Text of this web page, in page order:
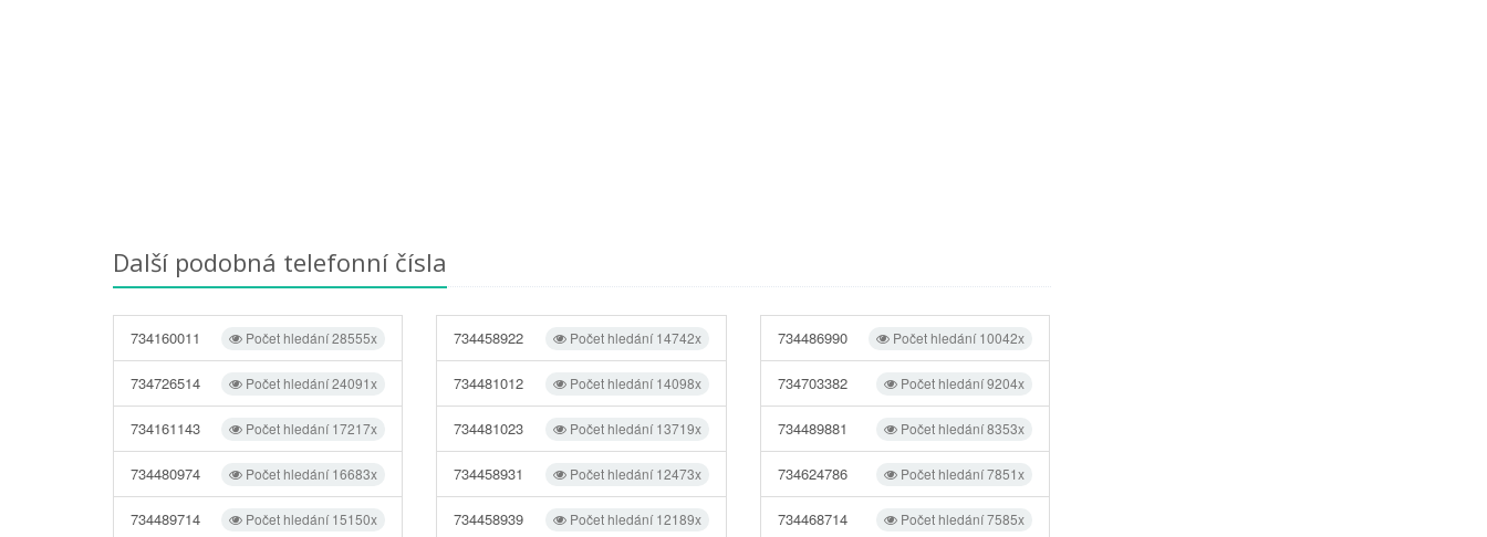
Další podobná telefonní čísla
Počet hledání 28555x
734160011
Počet hledání 24091x
734726514
Počet hledání 17217x
734161143
Počet hledání 16683x
734480974
Počet hledání 15150x
734489714
Počet hledání 14742x
734458922
Počet hledání 14098x
734481012
Počet hledání 13719x
734481023
Počet hledání 12473x
734458931
Počet hledání 12189x
734458939
Počet hledání 10042x
734486990
Počet hledání 9204x
734703382
Počet hledání 8353x
734489881
Počet hledání 7851x
734624786
Počet hledání 7585x
734468714